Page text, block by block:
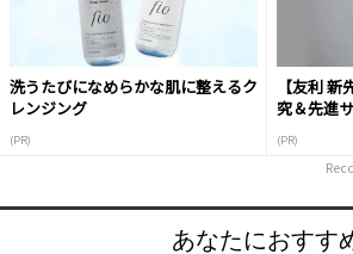
洗うたびになめらかな肌に整えるク
レンジング
(PR)
【友利
究＆先進
(PR)
あなたにおすす